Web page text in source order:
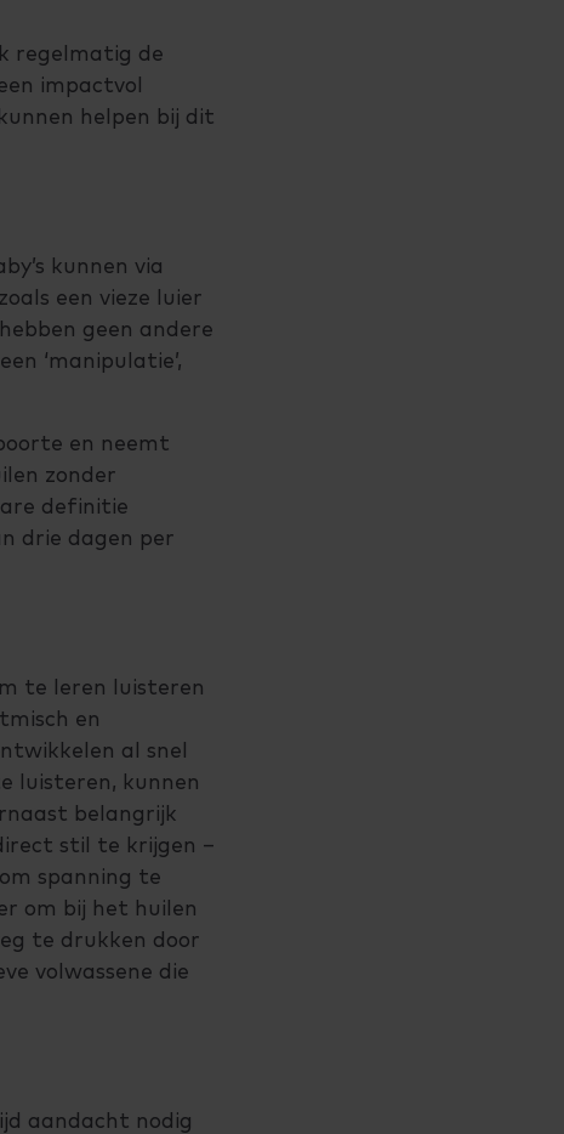
regelmatig de
impactvol
helpen bij dit
kunnen via
een vieze luier
geen andere
‘manipulatie’,
en neemt
zonder
definitie
drie dagen per
te leren luisteren
en
al snel
luisteren, kunnen
belangrijk
stil te krijgen –
spanning te
om bij het huilen
te drukken door
volwassene die
aandacht nodig